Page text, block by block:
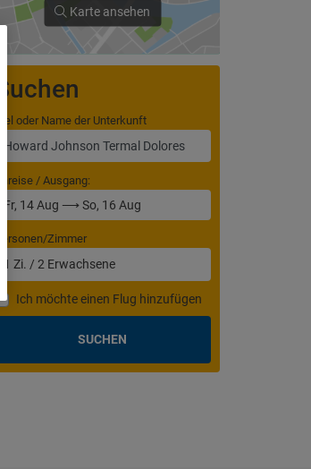
Karte ansehen
Suchen
Ziel oder Name der Unterkunft
Anreise / Ausgang:
Personen/Zimmer
1 Zi. / 2 Erwachsene
Ich möchte einen Flug hinzufügen
SUCHEN